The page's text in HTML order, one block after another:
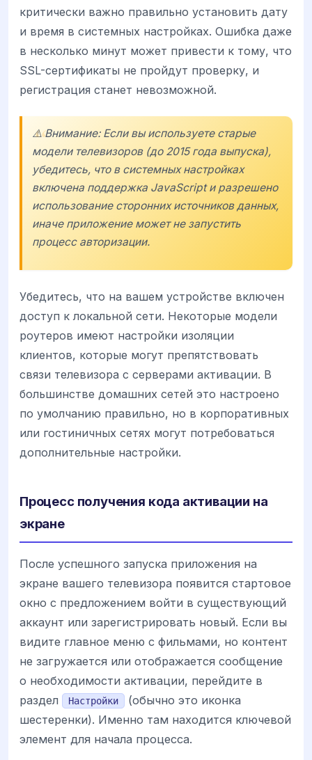
критически важно правильно установить дату
и время в системных настройках. Ошибка даже
в несколько минут может привести к тому, что
SSL-сертификаты не пройдут проверку, и
регистрация станет невозможной.
⚠️ Внимание: Если вы используете старые
модели телевизоров (до 2015 года выпуска),
убедитесь, что в системных настройках
включена поддержка JavaScript и разрешено
использование сторонних источников данных,
иначе приложение может не запустить
процесс авторизации.
Убедитесь, что на вашем устройстве включен
доступ к локальной сети. Некоторые модели
роутеров имеют настройки изоляции
клиентов, которые могут препятствовать
связи телевизора с серверами активации. В
большинстве домашних сетей это настроено
по умолчанию правильно, но в корпоративных
или гостиничных сетях могут потребоваться
дополнительные настройки.
Процесс получения кода активации на
экране
После успешного запуска приложения на
экране вашего телевизора появится стартовое
окно с предложением войти в существующий
аккаунт или зарегистрировать новый. Если вы
видите главное меню с фильмами, но контент
не загружается или отображается сообщение
о необходимости активации, перейдите в
раздел
Настройки
(обычно это иконка
шестеренки). Именно там находится ключевой
элемент для начала процесса.